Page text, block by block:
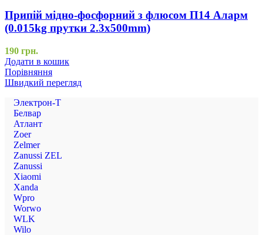
Припій мідно-фосфорний з флюсом П14 Аларм
(0.015kg прутки 2.3x500mm)
190 грн.
Додати в кошик
Порівняння
Швидкий перегляд
Электрон-Т
Белвар
Атлант
Zoer
Zelmer
Zanussi ZEL
Zanussi
Xiaomi
Xanda
Wpro
Worwo
WLK
Wilo